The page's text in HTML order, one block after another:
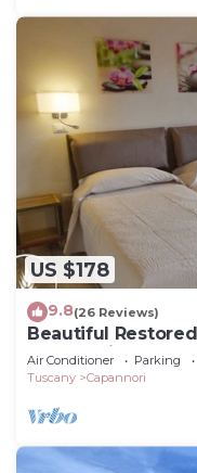
US $178
9.8(26 Reviews)
Beautiful
Countryside
Air Conditioner Parking
Tuscany
Capannori